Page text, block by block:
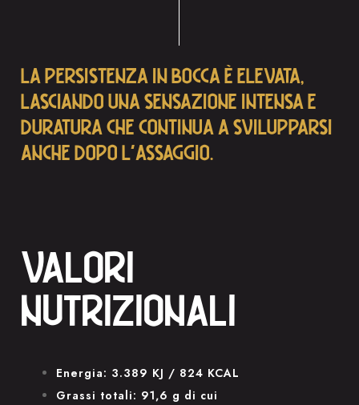
LA PERSISTENZA IN BOCCA È ELEVATA,
LASCIANDO UNA SENSAZIONE INTENSA E
DURATURA CHE CONTINUA A SVILUPPARSI
ANCHE DOPO L'ASSAGGIO.
VALORI
NUTRIZIONALI
Energia: 3.389 KJ / 824 KCAL
Grassi totali: 91,6 g di cui